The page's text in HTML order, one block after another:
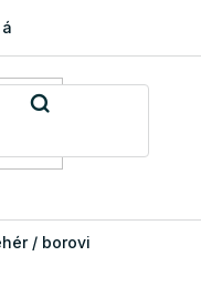
visszaküldése
/ borovi